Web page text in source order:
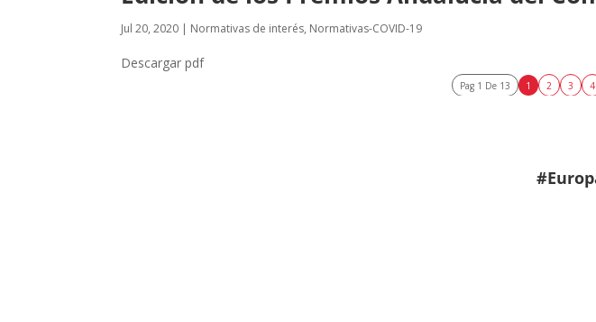
Jul 20, 2020 | Normativas de interés, Normativas-COVID-19
Descargar pdf
Pag 1 De 13 1 2 3 4